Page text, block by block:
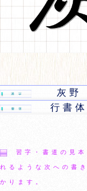
灰野
行書体
習字・書道の見
れるような次への書
かります。